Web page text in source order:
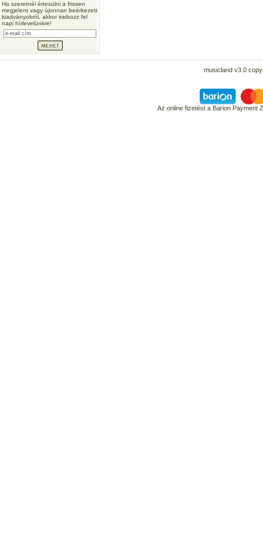
Ha szeretnél értesülni a frissen
megjelent vagy újonnan beérkezett
kiadványokról, akkor iratkozz fel
napi hírlevelünkre!
musicland v3.0
Az online fizetést a Barion Payment